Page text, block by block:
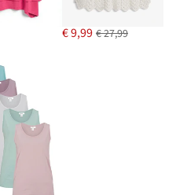
€ 9,99 € 27,99